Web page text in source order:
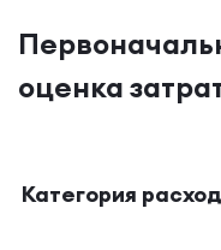
оценка
Категория